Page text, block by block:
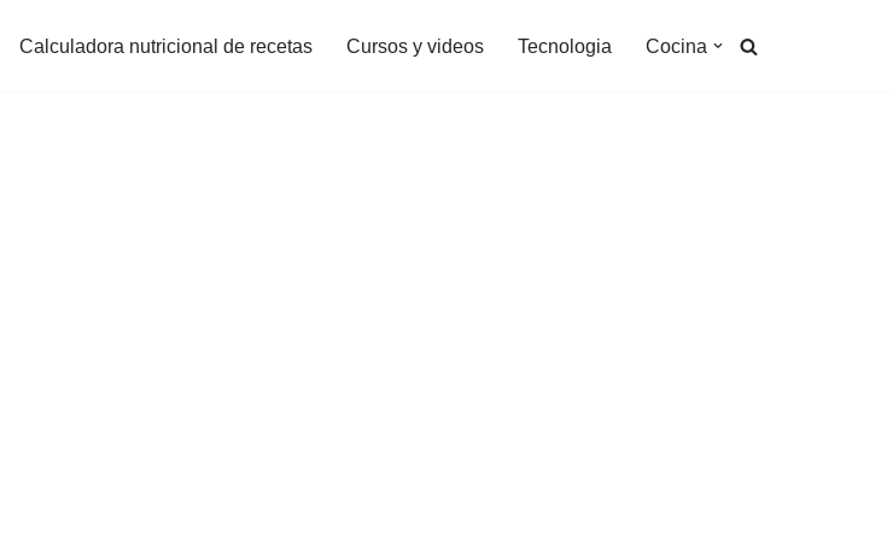
Calculadora nutricional de recetas Cursos y videos Tecnologia Cocina